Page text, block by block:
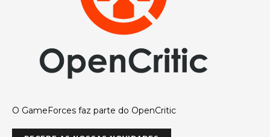
O GameForces faz parte do OpenCritic